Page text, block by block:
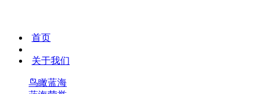
首页
关于我们
鸟瞰蓝海